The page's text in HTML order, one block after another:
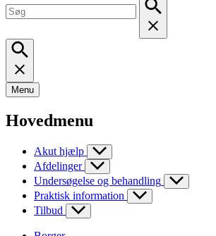
Menu
Hovedmenu
Akut hjælp
Afdelinger
Undersøgelse og behandling
Praktisk information
Tilbud